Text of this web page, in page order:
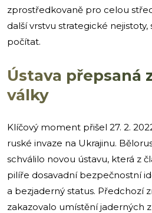
zprostředkovaně pro celou
další vrstvu strategické
počítat.
Ústava přepsaná
války
Klíčový moment přišel 27. 2.
ruské invaze na Ukrajinu.
schválilo novou ústavu, která z
pilíře dosavadní bezpečnostní
a bezjaderný status. Předchozí
zakazovalo umístění jaderných